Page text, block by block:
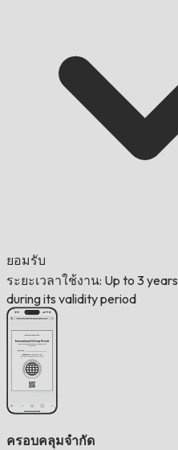
ยอมรับ
ระยะเวลาใช้งาน: Up to 3 years
during its validity period
ครอบคลุมจำกัด